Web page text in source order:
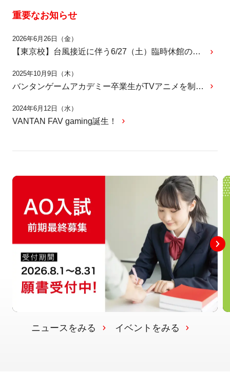
重要なお知らせ
2026年6月26日（金）
【東京校】台風接近に伴う6/27（土）臨時休館のお知らせ
2025年10月9日（木）
バンタンゲームアカデミー卒業生がTVアニメを制作！
2024年6月12日（水）
VANTAN FAV gaming誕生！
ニュースをみる イベントをみる